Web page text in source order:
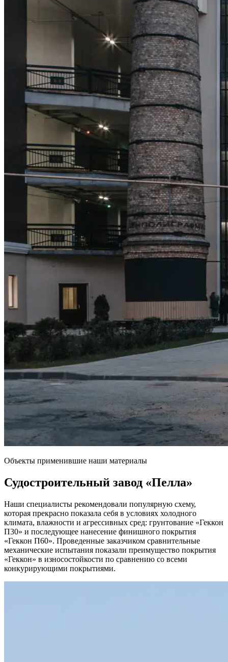
Объекты применившие наши материалы
Судостроительный завод «Пелла»
Наши специалисты рекомендовали популярную схему,
которая прекрасно показала себя в условиях холодного
климата, влажности и агрессивных сред: грунтование «Геккон
П30» и последующее нанесение финишного покрытия
«Геккон П60». Проведенные заказчиком сравнительные
механические испытания показали преимущество покрытия
«Геккон» в износостойкости по сравнению со всеми
конкурирующими покрытиями.